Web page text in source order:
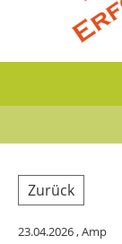
Zurück
23.04.2026, Amp